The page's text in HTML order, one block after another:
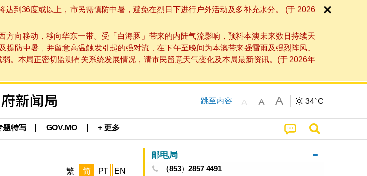
到36度或以上，市民需慎防中暑，避免在烈日下进行户外活动及多补充水分。 (于 2026
向移动，移向华东一带。受「白海豚」带来的内陆气流影响，预料本澳未来数日持续天
防中暑，并留意高温触发引起的强对流，在下午至晚间为本澳带来强雷雨及强烈阵风。
。本局正密切监测有关系统发展情况，请市民留意天气变化及本局最新资讯。(于 2026年
跳至内容 A A A 34°C
题特写 GOV.MO + 更多
繁 简 PT EN
邮电局
（853）2857 4491